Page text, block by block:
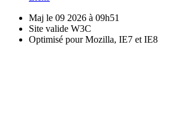
Maj le 09 2026 à 09h51
Site valide W3C
Optimisé pour Mozilla, IE7 et IE8